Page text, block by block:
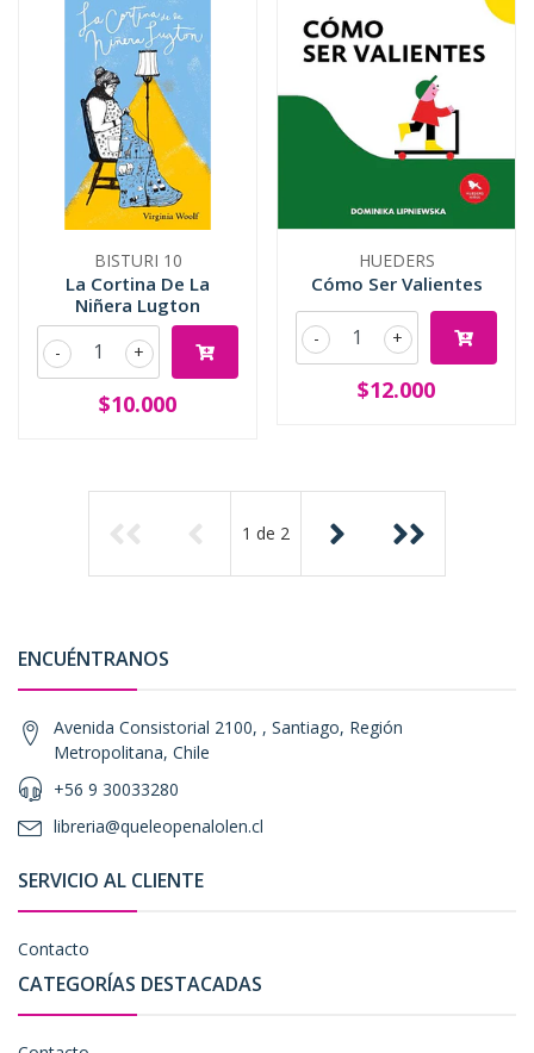
BISTURI 10
La Cortina De La
Niñera Lugton
+
-
$10.000
HUEDERS
Cómo Ser Valientes
+
-
$12.000
1 de 2
ENCUÉNTRANOS
Avenida Consistorial 2100, , Santiago, Región
Metropolitana, Chile
+56 9 30033280
libreria@queleopenalolen.cl
SERVICIO AL CLIENTE
Contacto
CATEGORÍAS DESTACADAS